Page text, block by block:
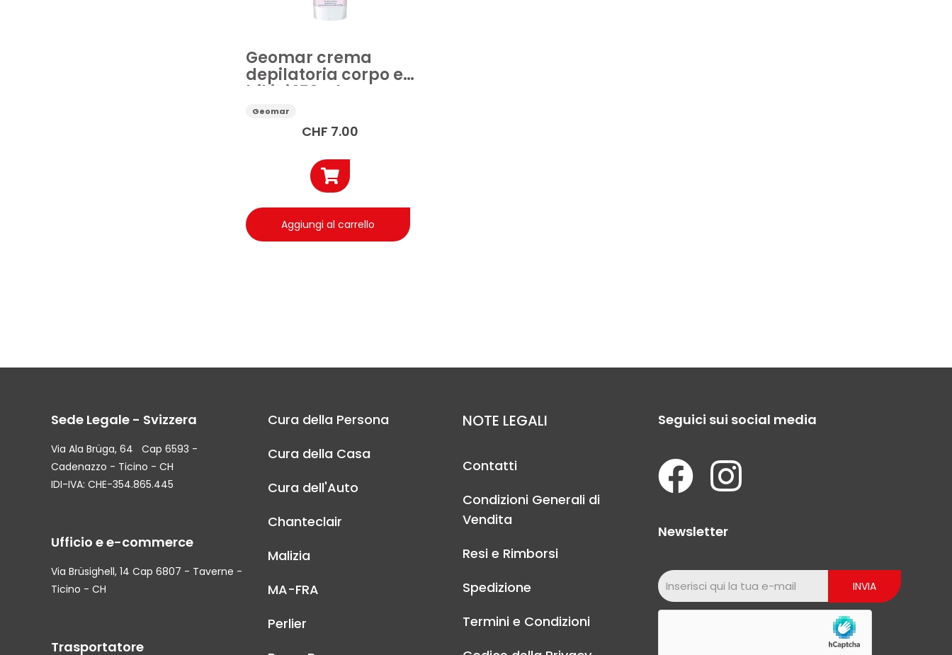
Geomar crema
depilatoria corpo e
bikini 150ml
Geomar
CHF 7.00
Aggiungi al carrello
Sede Legale - Svizzera
Via Ala Brüga, 64 Cap 6593 -
Cadenazzo - Ticino - CH
IDI-IVA: CHE-354.865.445
Ufficio e e-commerce
Via Brüsighell, 14 Cap 6807 - Taverne -
Ticino - CH
Trasportatore
Cura della Persona
Cura della Casa
Cura dell'Auto
Chanteclair
Malizia
MA-FRA
Perlier
NOTE LEGALI
Contatti
Condizioni Generali di
Vendita
Resi e Rimborsi
Spedizione
Termini e Condizioni
Seguici sui social media
Newsletter